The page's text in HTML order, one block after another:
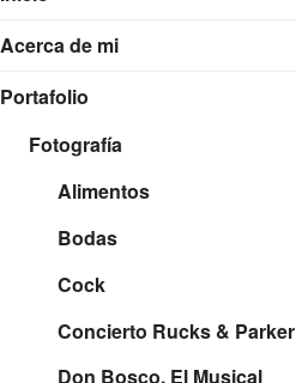
Acerca de mi
Portafolio
Fotografía
Alimentos
Bodas
Cock
Concierto Rucks & Parker
Don Bosco, El Musical